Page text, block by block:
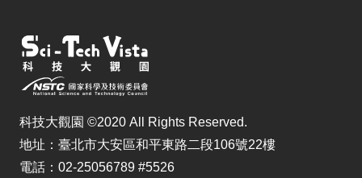
科技大觀園 ©2020 All Rights Reserved.
地址：臺北市大安區和平東路二段106號22樓
電話：02-25056789 #5526